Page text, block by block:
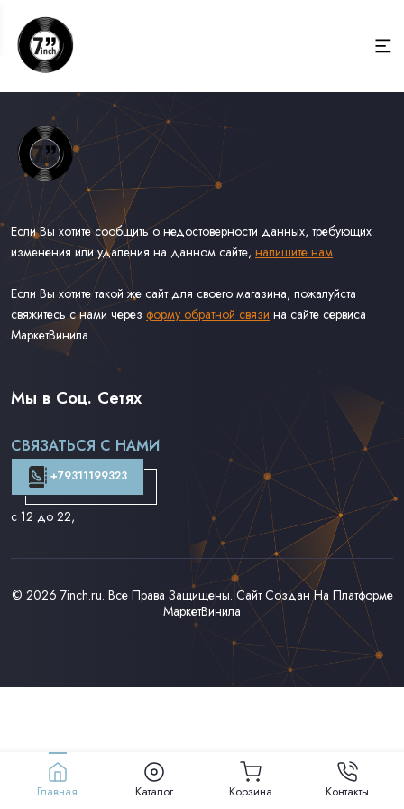
Если Вы хотите сообщить о недостоверности данных, требующих
изменения или удаления на данном сайте, напишите нам.
Если Вы хотите такой же сайт для своего магазина, пожалуйста
свяжитесь с нами через форму обратной связи на сайте сервиса
МаркетВинила.
Весь Каталог Винила на 7''
Рок на 7''
Доставка и Оплата
Контакты
Мы в Соц. Сетях
СВЯЗАТЬСЯ С НАМИ
+79311199323
с 12 до 22,
© 2026 7inch.ru. Все Права Защищены. Сайт Создан На Платформе
МаркетВинила
Главная Каталог Корзина Контакты